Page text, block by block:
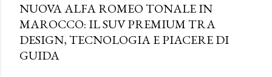
NUOVA ALFA ROMEO TONALE IN
MAROCCO: IL SUV PREMIUM TRA
DESIGN, TECNOLOGIA E PIACERE DI
GUIDA